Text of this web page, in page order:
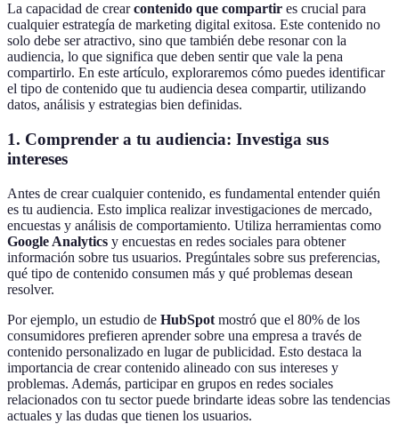
La capacidad de crearcontenido que compartir es crucial para
cualquier estrategía de marketing digital exitosa. Este contenido no
solo debe ser atractivo, sino que también debe resonar con la
audiencia, lo que significa que deben sentir que vale la pena
compartirlo. En este artículo, exploraremos cómo puedes identificar
el tipo de contenido que tu audiencia desea compartir, utilizando
datos, análisis y estrategias bien definidas.
1. Comprender a tu audiencia: Investiga sus
intereses
Antes de crear cualquier contenido, es fundamental entender quién
es tu audiencia. Esto implica realizar investigaciones de mercado,
encuestas y análisis de comportamiento. Utiliza herramientas como
Google Analytics y encuestas en redes sociales para obtener
información sobre tus usuarios. Pregúntales sobre sus preferencias,
qué tipo de contenido consumen más y qué problemas desean
resolver.
Por ejemplo, un estudio de HubSpot mostró que el 80% de los
consumidores prefieren aprender sobre una empresa a través de
contenido personalizado en lugar de publicidad. Esto destaca la
importancia de crear contenido alineado con sus intereses y
problemas. Además, participar en grupos en redes sociales
relacionados con tu sector puede brindarte ideas sobre las tendencias
actuales y las dudas que tienen los usuarios.